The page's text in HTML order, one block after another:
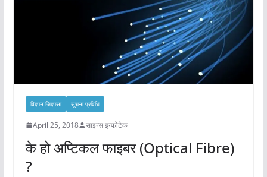
विज्ञान जिज्ञासा सूचना प्रविधि
April 25, 2018 साइन्स इन्फोटेक
के हो अप्टिकल फाइबर (Optical Fibre)
?